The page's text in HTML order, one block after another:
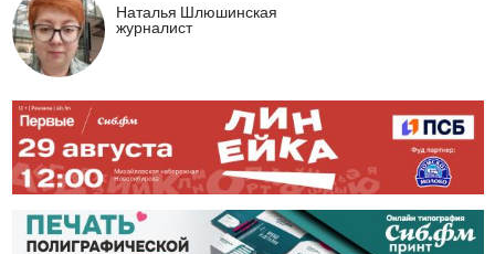
Наталья Шлюшинская
журналист